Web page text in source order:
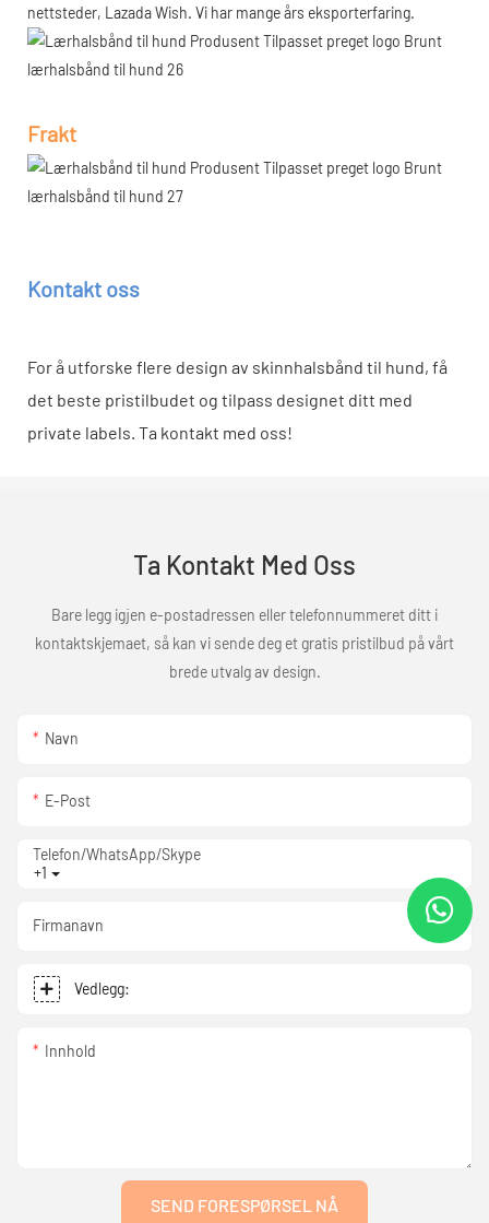
nettsteder, Lazada Wish. Vi har mange års eksporterfaring.
Frakt
Kontakt oss
For å utforske flere design av skinnhalsbånd til hund, få
det beste pristilbudet og tilpass designet ditt med
private labels. Ta kontakt med oss!
Ta Kontakt Med Oss
Bare legg igjen e-postadressen eller telefonnummeret ditt i
kontaktskjemaet, så kan vi sende deg et gratis pristilbud på vårt
brede utvalg av design.
Navn
E-Post
+1
Telefon/WhatsApp/Skype
Firmanavn
Vedlegg:
Innhold
SEND FORESPØRSEL NÅ